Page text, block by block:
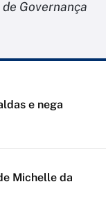
Governança
e nega
Michelle da